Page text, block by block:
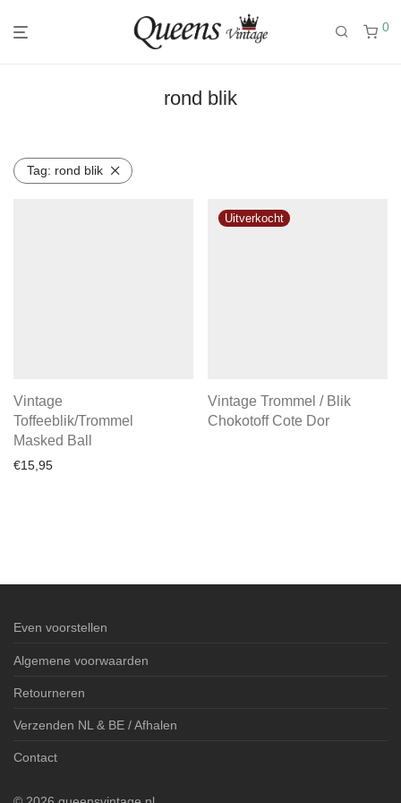
0
rond blik
Tag: rond blik
Vintage
Toffeeblik/Trommel
Masked Ball
€15,95
Vintage Trommel / Blik
Chokotoff Cote Dor
Even voorstellen
Algemene voorwaarden
Retourneren
Verzenden NL & BE / Afhalen
Contact